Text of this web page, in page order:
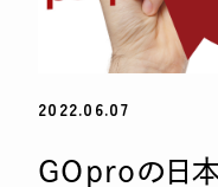
2022.06.07
GOproの日